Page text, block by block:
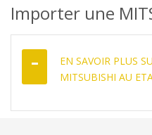
Importer une
EN SAVOIR PLUS
MITSUBISHI AU